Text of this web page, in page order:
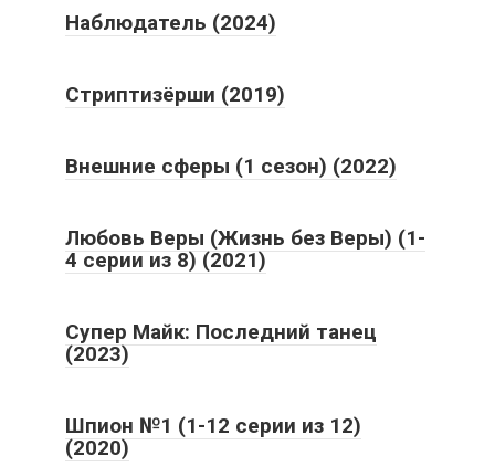
Наблюдатель (2024)
Стриптизёрши (2019)
Внешние сферы (1 сезон) (2022)
Любовь Веры (Жизнь без Веры) (1-
4 серии из 8) (2021)
Супер Майк: Последний танец
(2023)
Шпион №1 (1-12 серии из 12)
(2020)